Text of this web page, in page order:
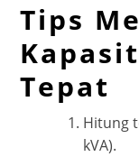
Tips
Tepat
Hitung
kVA).